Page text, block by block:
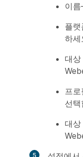
이름
플랫
하세
대상
프로
선택
대상